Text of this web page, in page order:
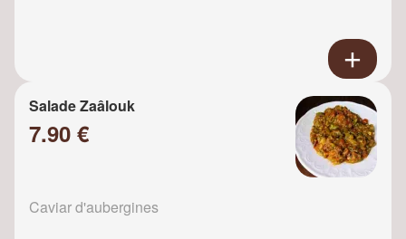
Salade Zaâlouk
7.90 €
Caviar d'aubergines